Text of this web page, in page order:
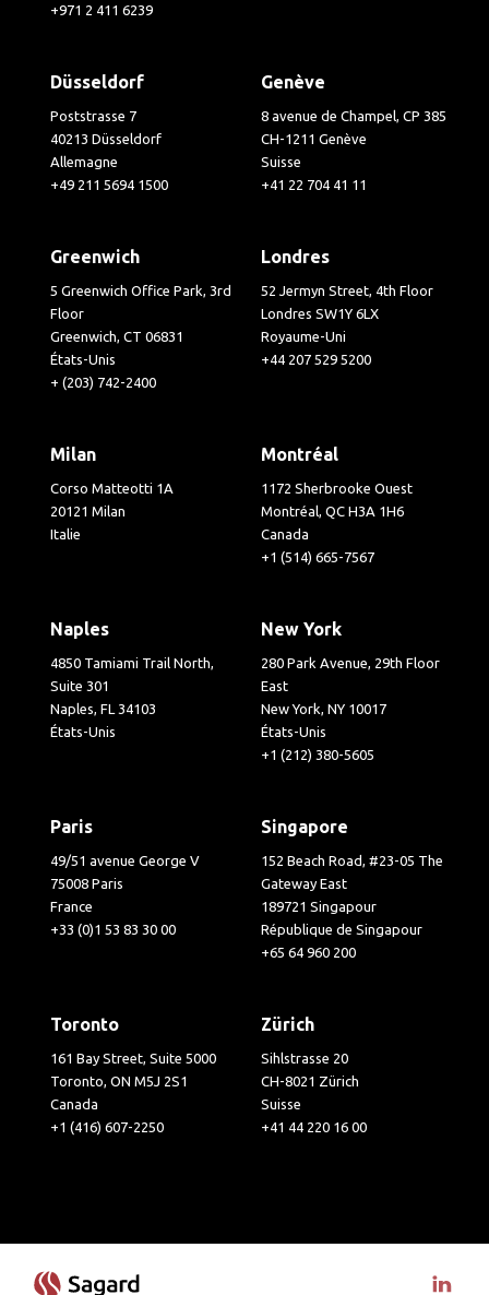
+971 2 411 6239
Düsseldorf
Poststrasse 7
40213 Düsseldorf
Allemagne
+49 211 5694 1500
Genève
8 avenue de Champel, CP 385
CH-1211 Genève
Suisse
+41 22 704 41 11
Greenwich
5 Greenwich Office Park, 3rd
Floor
Greenwich, CT 06831
États-Unis
+ (203) 742-2400
Londres
52 Jermyn Street, 4th Floor
Londres SW1Y 6LX
Royaume-Uni
+44 207 529 5200
Milan
Corso Matteotti 1A
20121 Milan
Italie
Montréal
1172 Sherbrooke Ouest
Montréal, QC H3A 1H6
Canada
+1 (514) 665-7567
Naples
4850 Tamiami Trail North,
Suite 301
Naples, FL 34103
États-Unis
New York
280 Park Avenue, 29th Floor
East
New York, NY 10017
États-Unis
+1 (212) 380-5605
Paris
49/51 avenue George V
75008 Paris
France
+33 (0)1 53 83 30 00
Singapore
152 Beach Road, #23-05 The
Gateway East
189721 Singapour
République de Singapour
+65 64 960 200
Toronto
161 Bay Street, Suite 5000
Toronto, ON M5J 2S1
Canada
+1 (416) 607-2250
Zürich
Sihlstrasse 20
CH-8021 Zürich
Suisse
+41 44 220 16 00